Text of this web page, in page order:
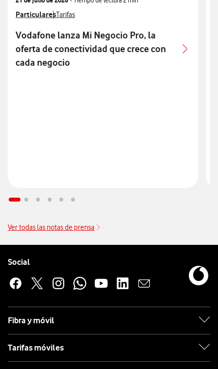
Ver más notas de prensa relacionados con
ParticularesVer más notas de prensa relacionados con
Tarifas
Vodafone lanza Mi Negocio Pro, la
oferta de conectividad que crece con
cada negocio
Ver todas las notas de prensa
Social
Fibra y móvil
Tarifas móviles